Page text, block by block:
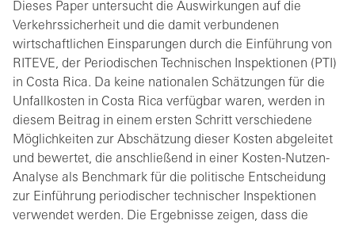
Dieses Paper untersucht die Auswirkungen auf die
Verkehrssicherheit und die damit verbundenen
wirtschaftlichen Einsparungen durch die Einführung von
RITEVE, der Periodischen Technischen Inspektionen (PTI)
in Costa Rica. Da keine nationalen Schätzungen für die
Unfallkosten in Costa Rica verfügbar waren, werden in
diesem Beitrag in einem ersten Schritt verschiedene
Möglichkeiten zur Abschätzung dieser Kosten abgeleitet
und bewertet, die anschließend in einer Kosten-Nutzen-
Analyse als Benchmark für die politische Entscheidung
zur Einführung periodischer technischer Inspektionen
verwendet werden. Die Ergebnisse zeigen, dass die